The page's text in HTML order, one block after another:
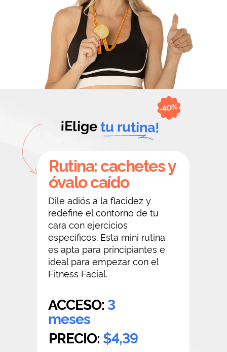
Rutina: cachetes y
óvalo caído
ACCESO: 3
meses
PRECIO: $4,39
Dile adiós a la flacidez y
redefine el contorno de tu
cara con ejercicios
específicos. Esta mini rutina
es apta para principiantes e
ideal para empezar con el
Fitness Facial.
¡Eligetu rutina!